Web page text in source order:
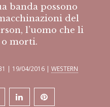
banda possono
del
l’uomo che li
morti.
| 19/04/2016 | WESTERN